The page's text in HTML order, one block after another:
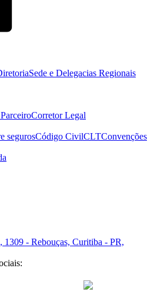
Sede e Delegacias Regionais
Corretor Legal
segurosCódigo CivilCLTConvenções
- Rebouças, Curitiba - PR,